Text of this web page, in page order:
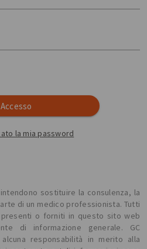
Accesso
la mia password
sostituire la consulenza, la
di un medico professionista. Tutti
o forniti in questo sito web
di informazione generale. GC
responsabilità in merito alla